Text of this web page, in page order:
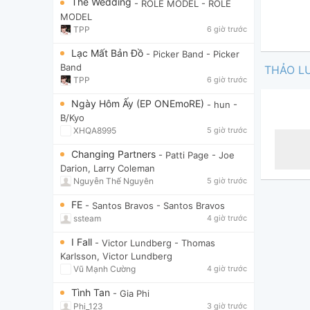
- ROLE MODEL - ROLE
MODEL
TPP 6 giờ trước
Lạc Mất Bản Đồ - Picker Band - Picker
Band
TPP 6 giờ trước
Ngày Hôm Ấy (EP ONEmoRE) - hun -
B/Kyo
XHQA8995 5 giờ trước
Changing Partners - Patti Page - Joe
Darion, Larry Coleman
Nguyễn Thế Nguyên 5 giờ trước
FE - Santos Bravos - Santos Bravos
ssteam 4 giờ trước
I Fall - Victor Lundberg - Thomas
Karlsson, Victor Lundberg
Vũ Mạnh Cường 4 giờ trước
Tình Tan - Gia Phi
Phi_123 3 giờ trước
THẢO